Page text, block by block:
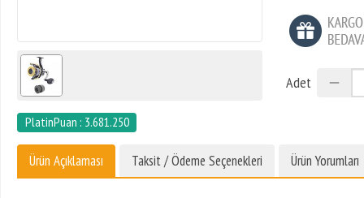
PlatinPuan : 3.681.250
Adet
Ürün Açıklaması Taksit / Ödeme Seçenekleri Ürün Yorumları